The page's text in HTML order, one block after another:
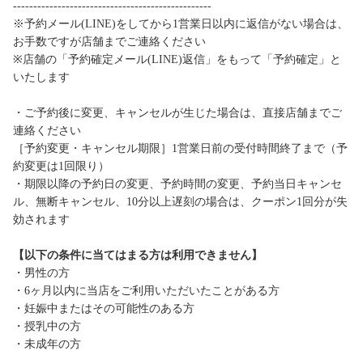
-------------------------------------------------
※予約メール(LINE)をしてから1営業日以内に返信がない場合は、
お手数ですが店舗までご連絡ください
※店舗の「予約確定メール(LINE)返信」をもって「予約確定」と
いたします
・ご予約後に変更、キャンセルが生じた場合は、直接店舗までご
連絡ください
［予約変更・キャンセル期限］1営業日前の受付時間終了まで（予
約変更は1回限り）
・期限以降の予約日の変更、予約時間の変更、予約当日キャンセ
ル、無断キャンセル、10分以上遅刻の場合は、クーポン1回分が失
効されます
【以下の条件に当てはまる方は利用できません】
・男性の方
・6ヶ月以内に当店をご利用いただいたことがある方
・妊娠中またはその可能性のある方
・授乳中の方
・未成年の方